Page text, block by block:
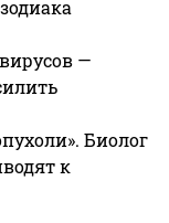
—
Биолог
к